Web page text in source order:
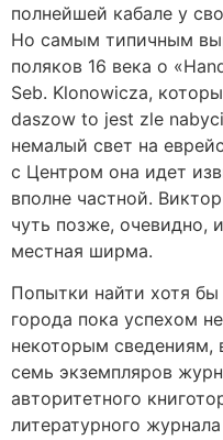
полнейшей кабале у
Но самым типичным
поляков 16 века о
Seb. Klonowicza,
daszow to jest zle
немалый свет на
с Центром она идет
вполне частной.
чуть позже, очевидно,
местная ширма.
Попытки найти хотя
города пока успехом
некоторым
семь экземпляров
авторитетного
литературного